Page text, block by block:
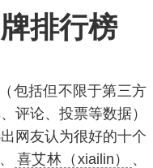
排行榜
包括但不限于第三方
评论、投票等数据）
网友认为很好的十个
、 喜艾林（xiailin）
、